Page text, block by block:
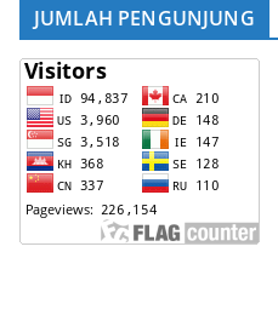
JUMLAH PENGUNJUNG